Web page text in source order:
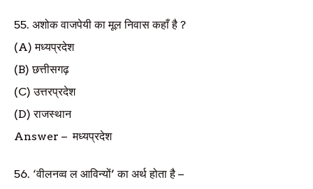
55. अशोक वाजपेयी का मूल निवास कहाँ है ?
(A)मध्यप्रदेश
(B)छत्तीसगढ़
(C)उत्तरप्रदेश
(D)राजस्थान
Answer –मध्यप्रदेश
56. ‘वीलनव्व ल आविन्यों’का अर्थ होता है –